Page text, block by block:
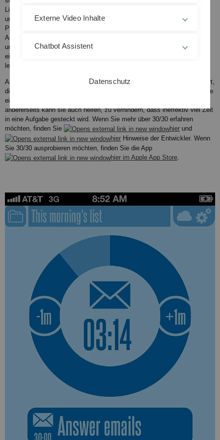
Liste einzufügen, müssen z.B. die beiden Aufgaben, die in der Liste vor
und nach der neuen Aufgabe stehen auseinander gezogen und somit
Platz für die neue Aufgabe geschaffen werden. Ein Doppeltipp auf eine
Aufgabe bringt den Nutzer in das Bearbeitungsmenü, wo die Aufgabe
umbenannt, ein Symbol zugewiesen und eine Bearbeitungszeit
einkalkuliert werden kann. Durch Schütteln des Smartphones wird die
letzte Aktion rückgängig gemacht.
Alles in allem ist die App 30/30 aus unserer Sicht für alle empfehlenswert,
die ihre Zeiteinteilung besser managen möchten. Die App hilft sowohl, die
eingeplante Zeit auch konzentriert mit einer Aufgabe zu verbringen,
andererseits kann sie auch helfen, zu verhindern, dass ineffektiv viel Zeit
in eine Aufgabe gesteckt wird. Wenn Sie mehr über 30/30 erfahren
möchten, finden Sie
hier und
hier Hinweise der Entwickler. Wenn
Sie 30/30 ausprobieren möchten, finden Sie die App
hier im Apple App Store
Externe Video Inhalte
Chatbot Assistent
Datenschutz